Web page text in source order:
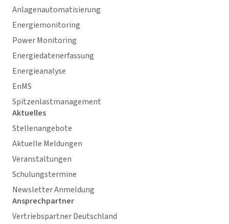
Anlagenautomatisierung
Energiemonitoring
Power Monitoring
Energiedatenerfassung
Energieanalyse
EnMS
Spitzenlastmanagement
Aktuelles
Stellenangebote
Aktuelle Meldungen
Veranstaltungen
Schulungstermine
Newsletter Anmeldung
Ansprechpartner
Vertriebspartner Deutschland